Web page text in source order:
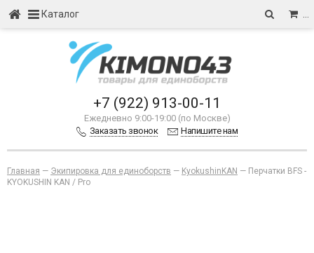
Каталог
+7 (922) 913-00-11
Ежедневно 9:00-19:00 (по Москве)
Заказать звонок
Напишите нам
Главная — Экипировка для единоборств — KyokushinKAN — Перчатки BFS -
KYOKUSHIN KAN / Pro